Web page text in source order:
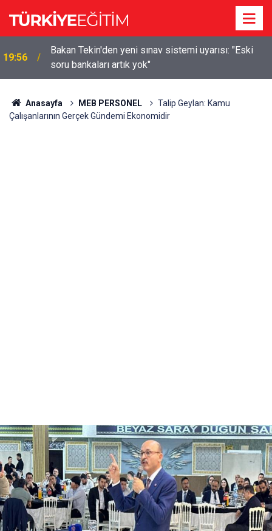
19:56
Bakan Tekin'den yeni sınav sistemi uyarısı: "Eski
soru bankaları artık yok"
Anasayfa MEB PERSONEL
Talip Geylan: Kamu
Çalışanlarının Gerçek Gündemi Ekonomidir